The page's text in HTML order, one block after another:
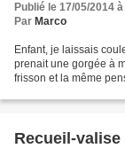
Publié le 17/05/2014
Par Marco
Enfant, je laissais
prenait une gorgée à
frisson et la même
Recueil-